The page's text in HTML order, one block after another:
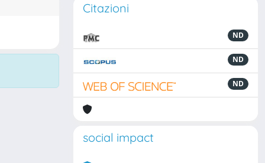
Citazioni
ND
ND
ND
social impact